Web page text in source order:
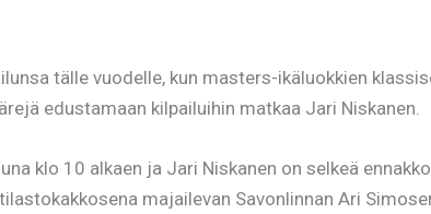
tälle vuodelle, kun masters-ikäluokkien
edustamaan kilpailuihin matkaa Jari Niskanen.
klo 10 alkaen ja Jari Niskanen on selkeä
majailevan Savonlinnan Ari